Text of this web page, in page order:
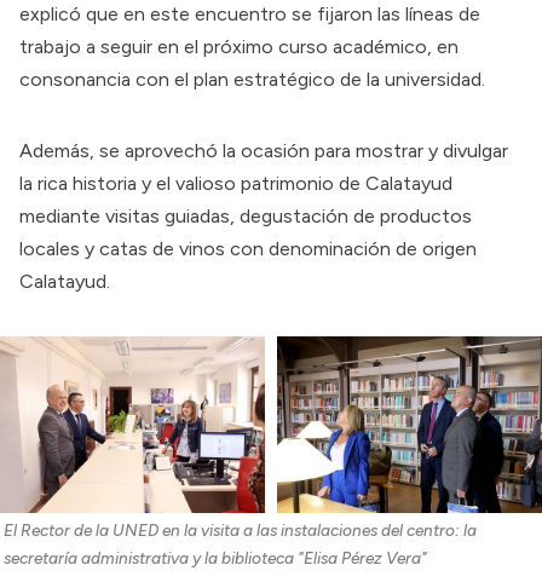
explicó que en este encuentro se fijaron las líneas de
trabajo a seguir en el próximo curso académico, en
consonancia con el plan estratégico de la universidad.
Además, se aprovechó la ocasión para mostrar y divulgar
la rica historia y el valioso patrimonio de Calatayud
mediante visitas guiadas, degustación de productos
locales y catas de vinos con denominación de origen
Calatayud.
El Rector de la UNED en la visita a las instalaciones del centro: la
secretaría administrativa y la biblioteca "Elisa Pérez Vera"